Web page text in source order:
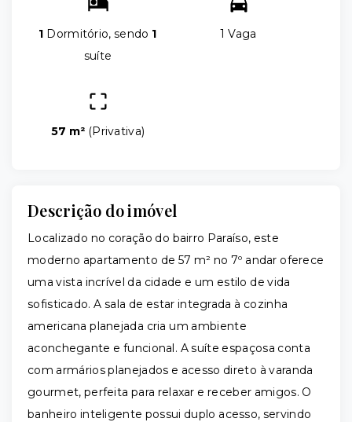
1 Dormitório, sendo 1
suíte
1 Vaga
57 m² (Privativa)
Descrição do imóvel
Localizado no coração do bairro Paraíso, este
moderno apartamento de 57 m² no 7º andar oferece
uma vista incrível da cidade e um estilo de vida
sofisticado. A sala de estar integrada à cozinha
americana planejada cria um ambiente
aconchegante e funcional. A suíte espaçosa conta
com armários planejados e acesso direto à varanda
gourmet, perfeita para relaxar e receber amigos. O
banheiro inteligente possui duplo acesso, servindo